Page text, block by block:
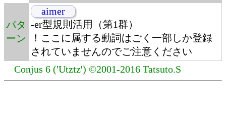
パタ
ーン
aimer
-er型規則活用（第1群）
！ここに属する動詞はごく一部しか登録
されていませんのでご注意ください
Conjus 6 ('Utztz') ©2001-2016 Tatsuto.S